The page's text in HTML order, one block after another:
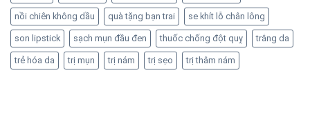
nồi chiên không dầu quà tặng bạn trai se khít lỗ chân lông
son lipstick sạch mụn đầu đen thuốc chống đột quỵ trắng da
trẻ hóa da trị mụn trị nám trị sẹo trị thâm nám